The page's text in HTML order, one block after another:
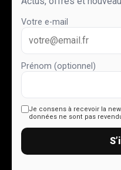
Votre e-mail
Prénom (optionnel)
Je consens à recevoir la
données ne sont pas